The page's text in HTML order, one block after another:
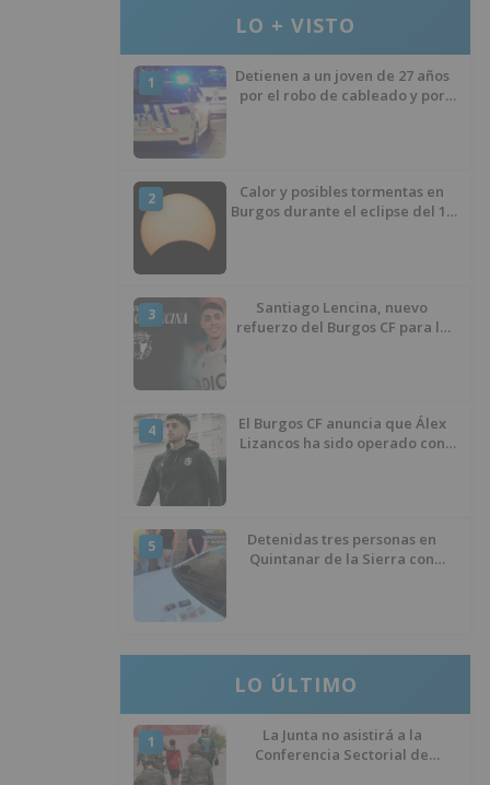
LO + VISTO
1
Detienen a un joven de 27 años
por el robo de cableado y por
2
Calor y posibles tormentas en
Burgos durante el eclipse del 12
3
Santiago Lencina, nuevo
refuerzo del Burgos CF para la
4
El Burgos CF anuncia que Álex
Lizancos ha sido operado con
5
Detenidas tres personas en
Quintanar de la Sierra con
LO ÚLTIMO
1
La Junta no asistirá a la
Conferencia Sectorial de